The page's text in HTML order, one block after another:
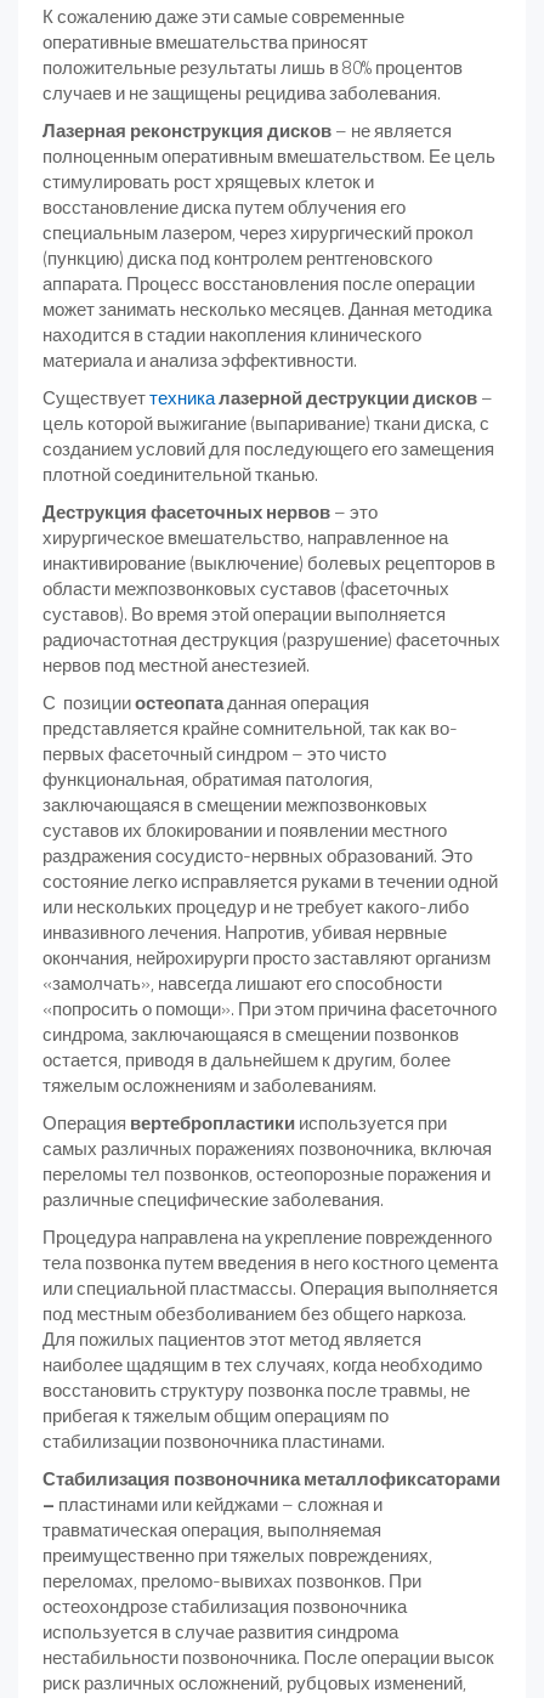
К сожалению даже эти самые современные
оперативные вмешательства приносят
положительные результаты лишь в 80% процентов
случаев и не защищены рецидива заболевания.
Лазерная реконструкция дисков– не является
полноценным оперативным вмешательством. Ее цель
стимулировать рост хрящевых клеток и
восстановление диска путем облучения его
специальным лазером, через хирургический прокол
(пункцию) диска под контролем рентгеновского
аппарата. Процесс восстановления после операции
может занимать несколько месяцев. Данная методика
находится в стадии накопления клинического
материала и анализа эффективности.
Существуеттехникалазерной деструкции дисков–
цель которой выжигание (выпаривание) ткани диска, с
созданием условий для последующего его замещения
плотной соединительной тканью.
Деструкция фасеточных нервов– это
хирургическое вмешательство, направленное на
инактивирование (выключение) болевых рецепторов в
области межпозвонковых суставов (фасеточных
суставов). Во время этой операции выполняется
радиочастотная деструкция (разрушение) фасеточных
нервов под местной анестезией.
С позицииостеопатаданная операция
представляется крайне сомнительной, так как во-
первых фасеточный синдром – это чисто
функциональная, обратимая патология,
заключающаяся в смещении межпозвонковых
суставов их блокировании и появлении местного
раздражения сосудисто-нервных образований. Это
состояние легко исправляется руками в течении одной
или нескольких процедур и не требует какого-либо
инвазивного лечения. Напротив, убивая нервные
окончания, нейрохирурги просто заставляют организм
«замолчать», навсегда лишают его способности
«попросить о помощи». При этом причина фасеточного
синдрома, заключающаяся в смещении позвонков
остается, приводя в дальнейшем к другим, более
тяжелым осложнениям и заболеваниям.
Операция вертебропластикииспользуется при
самых различных поражениях позвоночника, включая
переломы тел позвонков, остеопорозные поражения и
различные специфические заболевания.
Процедура направлена на укрепление поврежденного
тела позвонка путем введения в него костного цемента
или специальной пластмассы. Операция выполняется
под местным обезболиванием без общего наркоза.
Для пожилых пациентов этот метод является
наиболее щадящим в тех случаях, когда необходимо
восстановить структуру позвонка после травмы, не
прибегая к тяжелым общим операциям по
стабилизации позвоночника пластинами.
Стабилизация позвоночника металлофиксаторами
– пластинами или кейджами – сложная и
травматическая операция, выполняемая
преимущественно при тяжелых повреждениях,
переломах, преломо-вывихах позвонков. При
остеохондрозе стабилизация позвоночника
используется в случае развития синдрома
нестабильности позвоночника. После операции высок
риск различных осложнений, рубцовых изменений,